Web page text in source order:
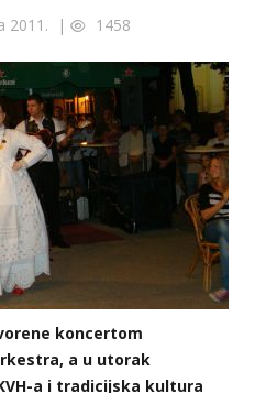
2011. | 1458
koncertom
a u utorak
a i tradicijska kultura